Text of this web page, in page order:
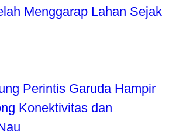
Menggarap Lahan Sejak
Perintis Garuda Hampir
Konektivitas dan